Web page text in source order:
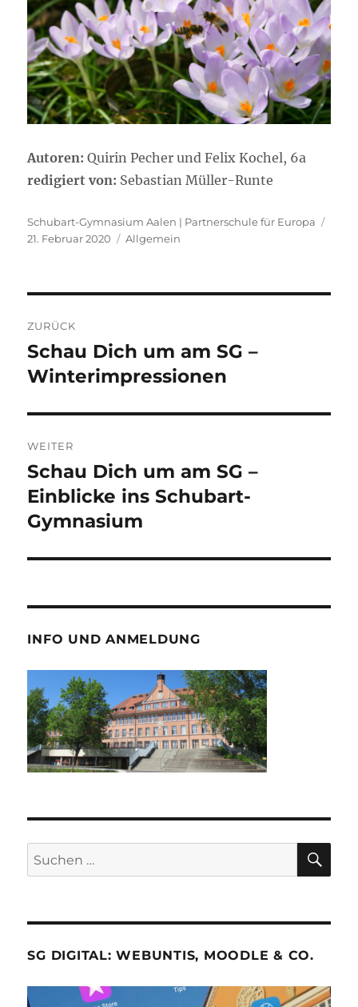
Autoren: Quirin Pecher und Felix Kochel, 6a
redigiert von: Sebastian Müller-Runte
Autor
Schubart-Gymnasium Aalen | Partnerschule für Europa
21. Februar 2020 Kategorien
Allgemein
ZURÜCK
Vorheriger
Beitrag:
Schau Dich um am SG –
Winterimpressionen
WEITER
Nächster
Beitrag:
Schau Dich um am SG –
Einblicke ins Schubart-
Gymnasium
INFO UND ANMELDUNG
Suche
nach:
SG DIGITAL: WEBUNTIS, MOODLE & CO.